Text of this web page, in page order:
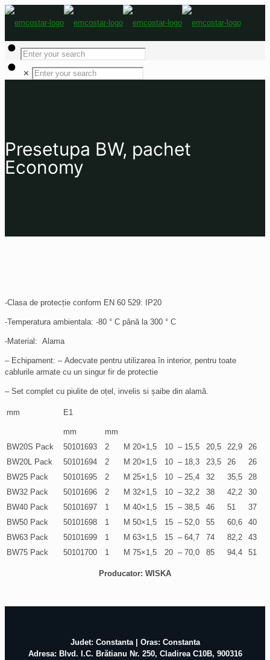
✕
Presetupa BW, pachet
Economy
-Clasa de protecție conform EN 60 529: IP20
-Temperatura ambientala: -80 ° C până la 300 ° C
-Material: Alama
– Echipament: – Adecvate pentru utilizarea în interior, pentru toate
cablurile armate cu un singur fir de protectie
– Set complet cu piulite de oțel, invelis si șaibe din alamă.
mm E1
mm
mm
BW20S Pack
50101693 2 M 20×1,5 10 – 15,5 20,5 22,9
26
BW20L Pack
50101694 2 M 20×1,5 10 – 18,3 23,5 26
26
BW25 Pack
50101695 2 M 25×1,5 10 – 25,4 32 35,5
28
BW32 Pack
50101696 2 M 32×1,5 10 – 32,2 38 42,2
30
BW40 Pack
50101697 1 M 40×1,5 15 – 38,5 46 51
37
BW50 Pack
50101698 1 M 50×1,5 15 – 52,0 55 60,6
40
BW63 Pack
50101699 1 M 63×1,5 15 – 64,7 74 82,2
43
BW75 Pack
50101700 1 M 75×1,5 20 – 70,0 85 94,4 51
Producator: WISKA
Judet: Constanta | Oras: Constanta
Adresa: Blvd. I.C. Brătianu Nr. 250, Cladirea C10B, 900316